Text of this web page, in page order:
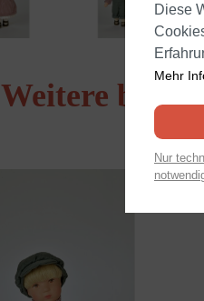
Weitere
Diese
Mehr
Nur